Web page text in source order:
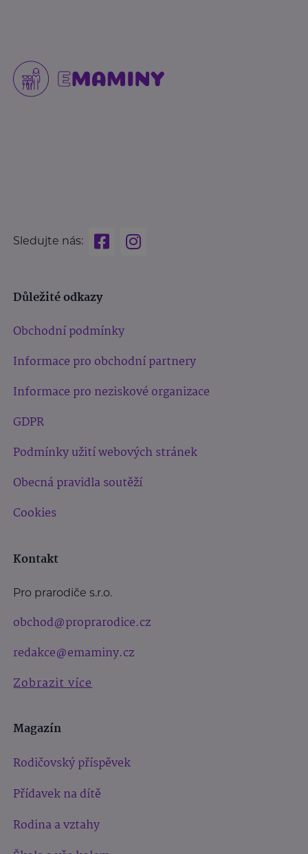
Sledujte nás:
Důležité odkazy
Obchodní podmínky
Informace pro obchodní partnery
Informace pro neziskové organizace
GDPR
Podmínky užití webových stránek
Obecná pravidla soutěží
Cookies
Kontakt
Pro prarodiče s.r.o.
obchod@proprarodice.cz
redakce@emaminy.cz
Zobrazit více
Magazín
Rodičovský příspěvek
Přídavek na dítě
Rodina a vztahy